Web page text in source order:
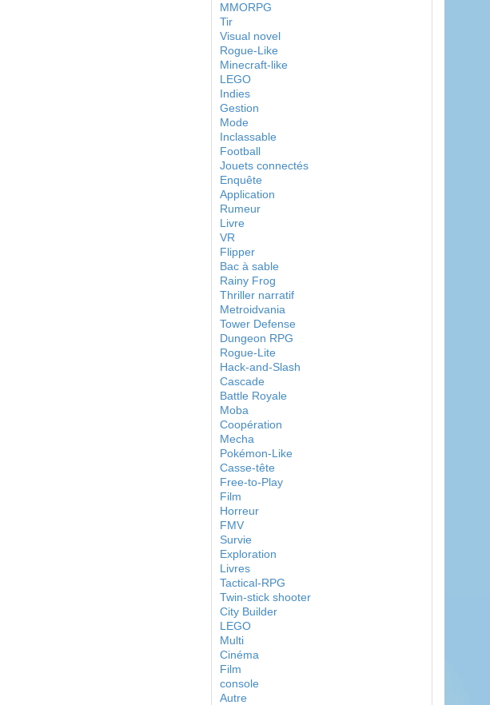
MMORPG
Tir
Visual novel
Rogue-Like
Minecraft-like
LEGO
Indies
Gestion
Mode
Inclassable
Football
Jouets connectés
Enquête
Application
Rumeur
Livre
VR
Flipper
Bac à sable
Rainy Frog
Thriller narratif
Metroidvania
Tower Defense
Dungeon RPG
Rogue-Lite
Hack-and-Slash
Cascade
Battle Royale
Moba
Coopération
Mecha
Pokémon-Like
Casse-tête
Free-to-Play
Film
Horreur
FMV
Survie
Exploration
Livres
Tactical-RPG
Twin-stick shooter
City Builder
LEGO
Multi
Cinéma
Film
console
Autre